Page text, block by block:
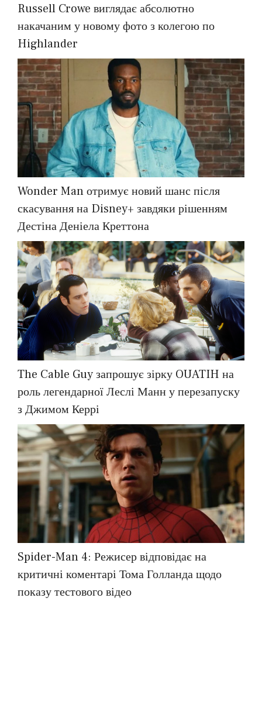
Russell Crowe виглядає абсолютно
накачаним у новому фото з колегою по
Highlander
Wonder Man отримує новий шанс після
скасування на Disney+ завдяки рішенням
Дестіна Деніела Креттона
The Cable Guy запрошує зірку OUATIH на
роль легендарної Леслі Манн у перезапуску
з Джимом Керрі
Spider-Man 4: Режисер відповідає на
критичні коментарі Тома Голланда щодо
показу тестового відео